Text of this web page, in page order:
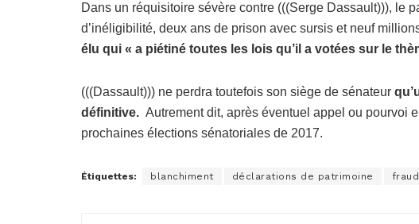
Dans un réquisitoire sévère contre (((Serge Dassault))), le
d’inéligibilité, deux ans de prison avec sursis et neuf
élu qui « a piétiné toutes les lois qu’il a votées sur le
(((Dassault))) ne perdra toutefois son siège de sénateur
définitive. Autrement dit, après éventuel appel ou pourvoi
prochaines élections sénatoriales de 2017.
Étiquettes: blanchiment déclarations de patrimoine